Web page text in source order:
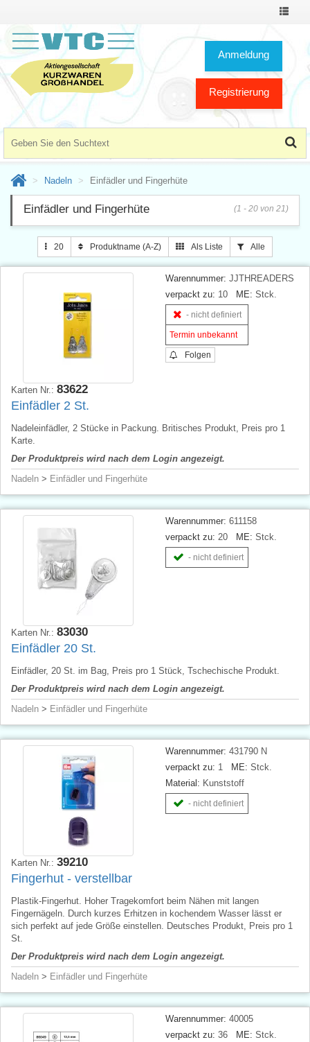
Toggle
Anmeldung
Registrierung
Nadeln Einfädler und Fingerhüte
Einfädler und Fingerhüte (1 - 20 von 21)
20 Produktname (A-Z) Als Liste Alle
Warennummer: JJTHREADERS
verpackt zu: 10 ME: Stck.
- nicht definiert
Termin unbekannt
Folgen
Karten Nr.: 83622
Einfädler 2 St.
Nadeleinfädler, 2 Stücke in Packung. Britisches Produkt, Preis pro 1
Karte.
Der Produktpreis wird nach dem Login angezeigt.
Nadeln > Einfädler und Fingerhüte
Warennummer: 611158
verpackt zu: 20 ME: Stck.
- nicht definiert
Karten Nr.: 83030
Einfädler 20 St.
Einfädler, 20 St. im Bag, Preis pro 1 Stück, Tschechische Produkt.
Der Produktpreis wird nach dem Login angezeigt.
Nadeln > Einfädler und Fingerhüte
Warennummer: 431790 N
verpackt zu: 1 ME: Stck.
Material: Kunststoff
- nicht definiert
Karten Nr.: 39210
Fingerhut - verstellbar
Plastik-Fingerhut. Hoher Tragekomfort beim Nähen mit langen
Fingernägeln. Durch kurzes Erhitzen in kochendem Wasser lässt er
sich perfekt auf jede Größe einstellen. Deutsches Produkt, Preis pro 1
St.
Der Produktpreis wird nach dem Login angezeigt.
Nadeln > Einfädler und Fingerhüte
Warennummer: 40005
verpackt zu: 36 ME: Stck.